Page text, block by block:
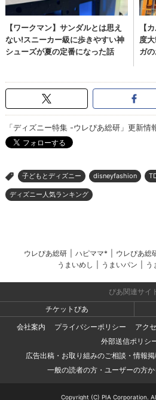
「ディズニー特集 -ウレぴあ総研」更新情
> 子どもとディズニー disneyfashion
ディズニー人気ランキング
ウレぴあ総研 ハピママ* ウレぴあ総
うまいめし
うまいパン う
ぴあ関連サイ
チケットぴあ
会社案内
プライバシーポリシー
アク
外部送信ポリシ
広告出稿・お取り組みのご相談・情報
一般の読者の方・ユーザーの方
Copyright (C) PIA Corporation.